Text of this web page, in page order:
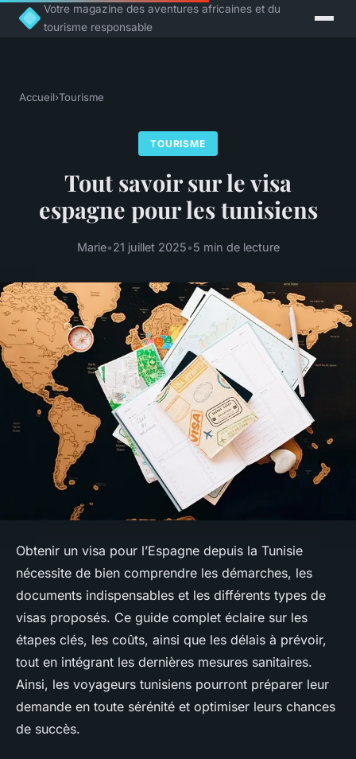
Votre magazine des aventures africaines et du
tourisme responsable
Accueil›Tourisme
TOURISME
Tout savoir sur le visa
espagne pour les tunisiens
Marie•21 juillet 2025•5 min de lecture
Obtenir un visa pour l’Espagne depuis la Tunisie
nécessite de bien comprendre les démarches, les
documents indispensables et les différents types de
visas proposés. Ce guide complet éclaire sur les
étapes clés, les coûts, ainsi que les délais à prévoir,
tout en intégrant les dernières mesures sanitaires.
Ainsi, les voyageurs tunisiens pourront préparer leur
demande en toute sérénité et optimiser leurs chances
de succès.